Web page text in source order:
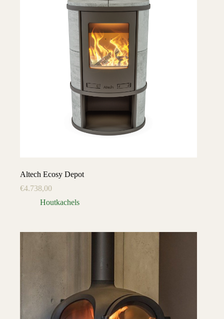
Altech Ecosy Depot
€4.738,00
Houtkachels